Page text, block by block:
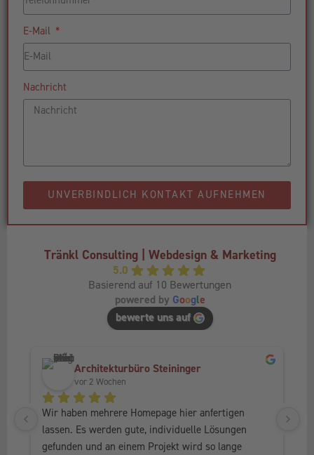
E-Mail
Nachricht
UNVERBINDLICH KONTAKT AUFNEHMEN
Tränkl Consulting | Webdesign & Marketing
5.0
Basierend auf 10 Bewertungen
powered by Google
bewerte uns auf
Architekturbüro Steininger
vor 2 Wochen
Wir haben mehrere Homepage hier anfertigen
lassen. Es werden gute, individuelle Lösungen
gefunden und an einem Projekt wird so lange